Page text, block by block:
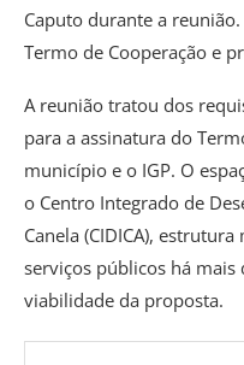
Caputo durante a reunião.
Termo de Cooperação e
A reunião tratou dos
para a assinatura do
município e o IGP. O
o Centro Integrado de
Canela (CIDICA),
serviços públicos há
viabilidade da proposta.